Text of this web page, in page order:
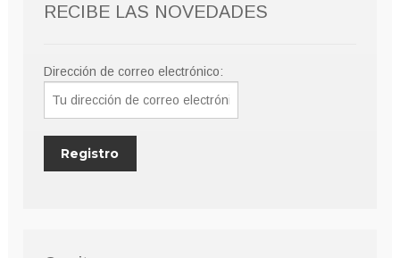
RECIBE LAS NOVEDADES
Dirección de correo electrónico: